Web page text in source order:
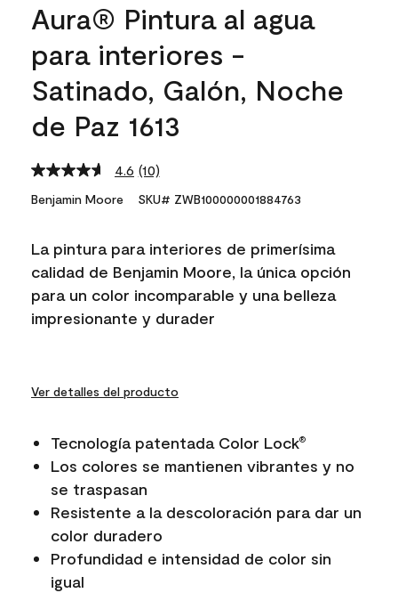
Aura® Pintura al agua
para interiores -
Satinado, Galón, Noche
de Paz 1613
4.6 Read
10
Reviews.
link.
(10)
Benjamin Moore SKU# ZWB100000001884763
La pintura para interiores de primerísima
calidad de Benjamin Moore, la única opción
para un color incomparable y una belleza
impresionante y durader
Ver detalles del producto
Tecnología patentada Color Lock®
Los colores se mantienen vibrantes y no
se traspasan
Resistente a la descoloración para dar un
color duradero
Profundidad e intensidad de color sin
igual